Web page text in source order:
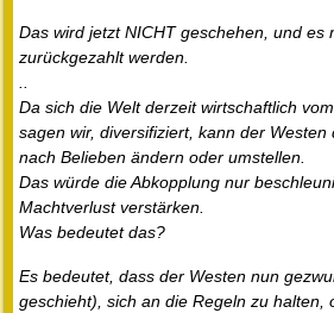
Das wird jetzt NICHT geschehen, und es
zurückgezahlt werden.
..
Da sich die Welt derzeit wirtschaftlich
sagen wir, diversifiziert, kann der
nach Belieben ändern oder umstellen.
Das würde die Abkopplung nur
Machtverlust verstärken.
Was bedeutet das?
Es bedeutet, dass der Westen nun
geschieht), sich an die Regeln zu halten,